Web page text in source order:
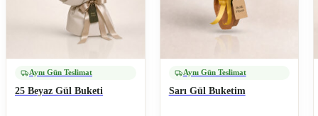
Aynı Gün Teslimat
25 Beyaz Gül Buketi
Aynı Gün Teslimat
Sarı Gül Buketim